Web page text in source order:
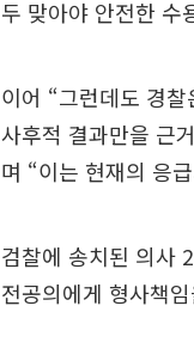
두 맞아야 안전한 수
이어 “그런데도 경
사후적 결과만을 근
며 “이는 현재의 응
검찰에 송치된 의사
전공의에게 형사책